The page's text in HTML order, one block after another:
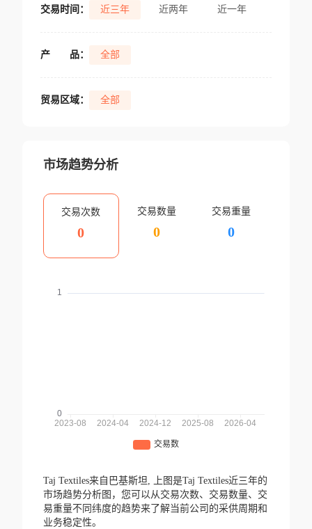
交易时间： 近三年 近两年 近一年
产 品： 全部
贸易区域： 全部
市场趋势分析
交易次数
0
交易数量
0
交易重量
0
Taj Textiles来自巴基斯坦,
上图是Taj Textiles近三年的
市场趋势分析图，您可以从交易次数、交易数量、交
易重量不同纬度的趋势来了解当前公司的采供周期和
业务稳定性。